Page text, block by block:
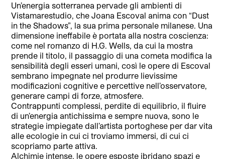
Un’energia sotterranea pervade gli ambienti di
Vistamarestudio, che Joana Escoval anima con “Dust
in the Shadows”, la sua prima personale milanese. Una
dimensione ineffabile è portata alla nostra coscienza:
come nel romanzo di H.G. Wells, da cui la mostra
prende il titolo, il passaggio di una cometa modifica la
sensibilità degli esseri umani, così le opere di Escoval
sembrano impegnate nel produrre lievissime
modificazioni cognitive e percettive nell’osservatore,
generare campi di forze, atmosfere.
Contrappunti complessi, perdite di equilibrio, il fluire
di un’energia antichissima e sempre nuova, sono le
strategie impiegate dall’artista portoghese per dar vita
alle ecologie in cui ci troviamo immersi, di cui ci
scopriamo parte attiva.
Alchimie intense, le opere esposte ibridano spazi e